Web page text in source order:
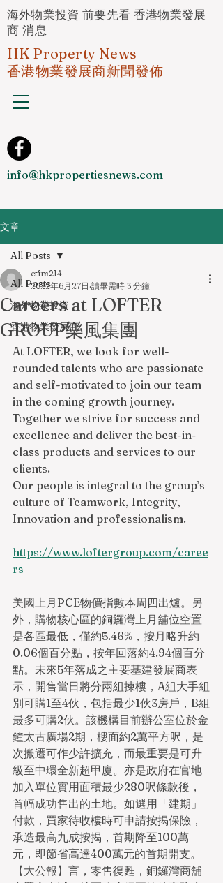
海外物業投資 前要先看 香港物業發展
商 消息
HK Property News
香港物業發展商新聞發佈
info@hkpropertiesnews.com
文章
All Posts
海外物業投資
香港物業發展商
All Posts
Careers at LOFTER
GROUP樂風集團
ctfm214
2022年6月27日 讀畢需時 3 分鐘
At LOFTER, we look for well-
rounded talents who are passionate
and self-motivated to join our team
in the coming growth journey.
Together we strive for success and
excellence and deliver the best-in-
class products and services to our
clients.
Our people is integral to the group’s
culture of Teamwork, Integrity,
Innovation and professionalism.
https://www.loftergroup.com/caree
rs
美國上月PCE物價指數本周四出爐。另
外，購物核心區的銅鑼灣上月舖位空置
是各區最低，僅約5.46%，按月略升約
0.06個百分點，按年回落約4.94個百分
點。未來5年落成之主要基建發展商表
示，開售當日將分兩組揀樓，A組大手組
別可購1至4伙，包括最少1伙3房戶，B組
最多可購2伙。該機構目前辦公室位於金
鐘太古廣場2期，樓面約2萬平方呎，是
次搬遷可作少許擴充，而最重要是可升
級至中環全新超甲廈。亦是政府在官地
加入單位實用面積最少280呎條款後，
首幅成功售出的土地。如選用「建期」
付款，買家待收樓時可申請按揭保險，
承造最高九成按揭，首期降至100萬
元，即節省高達400萬元的首期開支。
【大公報】言，﻿零售復甦，銅鑼灣商舖